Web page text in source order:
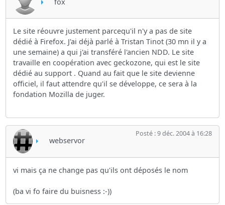
Le site réouvre justement parcequ'il n'y a pas de site
dédié à Firefox. J'ai déjà parlé à Tristan Tinot (30 mn il y a
une semaine) a qui j'ai transféré l'ancien NDD. Le site
travaille en coopération avec geckozone, qui est le site
dédié au support . Quand au fait que le site devienne
officiel, il faut attendre qu'il se développe, ce sera à la
fondation Mozilla de juger.
webservor
Posté : 9 déc. 2004 à 16:28
vi mais ça ne change pas qu'ils ont déposés le nom
(ba vi fo faire du buisness :-))